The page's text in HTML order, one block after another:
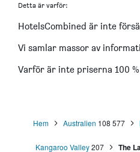
Detta är varför:
HotelsCombined är inte
Vi samlar massor av
Varför är inte priserna 100
Hem Australien 108 577
Kangaroo Valley 207 The